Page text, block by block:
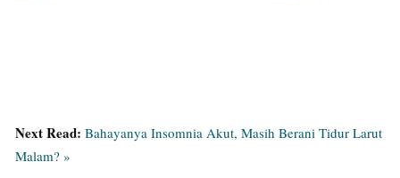
Next Read: Bahayanya Insomnia Akut, Masih Berani Tidur Larut
Malam? »